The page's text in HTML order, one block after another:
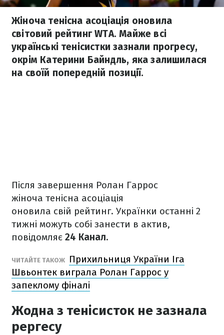
Жіноча тенісна асоціація оновила
світовий рейтинг WTA. Майже всі
українські тенісистки зазнали прогресу,
окрім Катерини Байндль, яка залишилася
на своїй попередній позиції.
Після завершення Ролан Гаррос
жіноча тенісна асоціація
оновила свій рейтинг. Українки останні 2
тижні можуть собі занести в актив,
повідомляє 24 Канал.
ЧИТАЙТЕ ТАКОЖ
Прихильниця України Іга
Швьонтек виграла Ролан Гаррос у
запеклому фіналі
Жодна з тенісисток не зазнала
рергесу